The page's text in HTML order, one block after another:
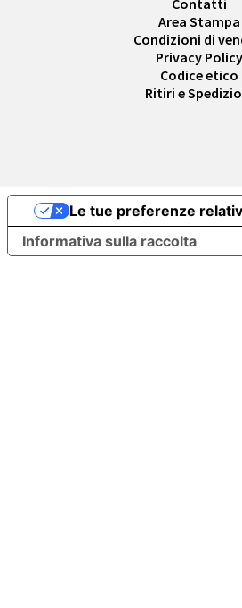
Area Stampa
Condizioni di
Privacy Policy
Codice etico
Ritiri e
Informativa sulla raccolta
Le tue preferenze